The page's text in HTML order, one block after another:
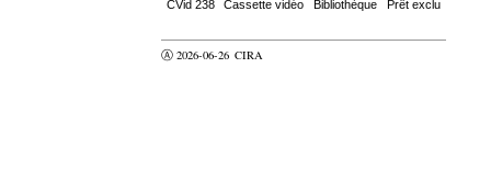
CVid 238
Cassette vidéo Bibliothèque Prêt exclu
Ⓐ 2026-06-26 CIRA